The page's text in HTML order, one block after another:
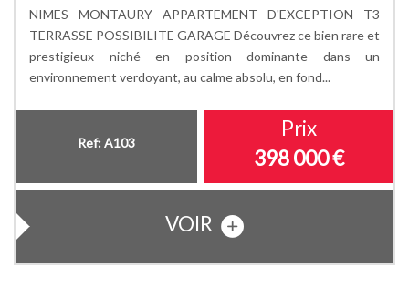
NIMES MONTAURY APPARTEMENT D'EXCEPTION T3
TERRASSE POSSIBILITE GARAGE Découvrez ce bien rare et
prestigieux niché en position dominante dans un
environnement verdoyant, au calme absolu, en fond...
Ref: A103
Prix
398 000€
VOIR